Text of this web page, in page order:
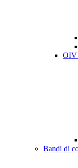
OIV
Bandi di